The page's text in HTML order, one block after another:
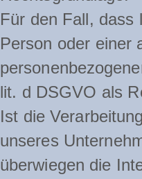
Für den Fall, dass
Person oder einer
lit. d DSGVO als
Ist die
unseres
überwiegen die